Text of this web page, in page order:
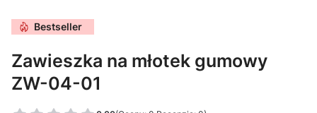
Bestseller
Zawieszka na młotek gumowy
ZW-04-01